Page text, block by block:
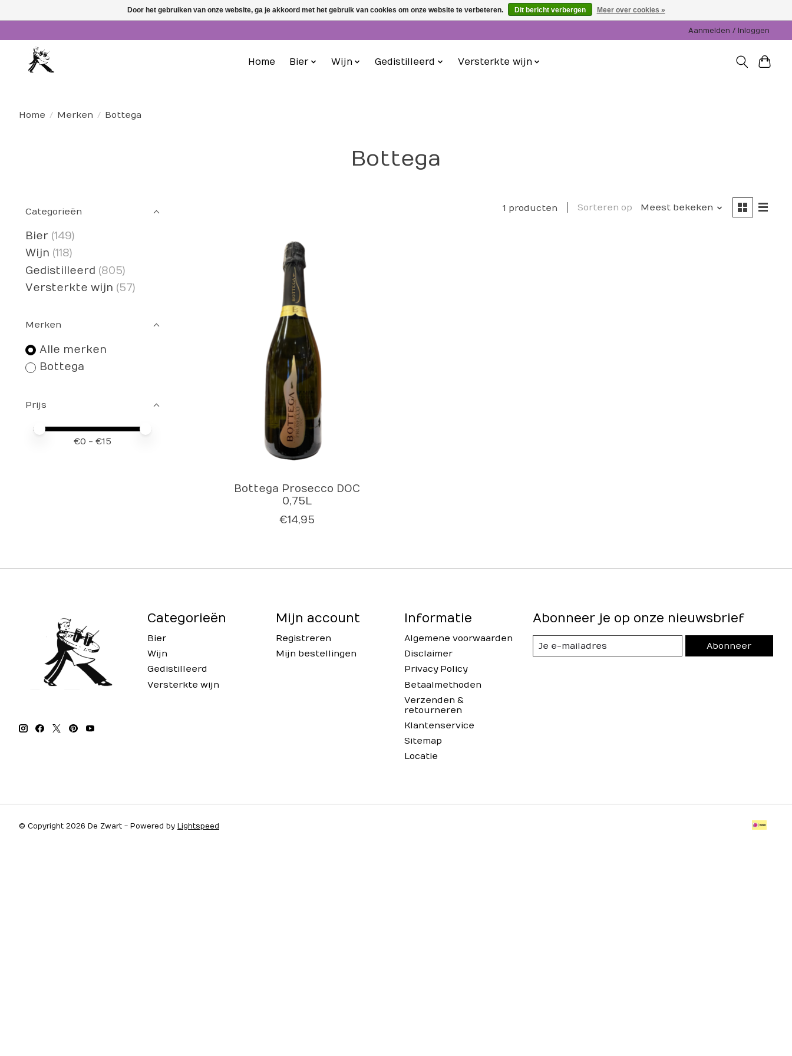
Aanmelden / Inloggen
Home Bier Wijn Gedistilleerd Versterkte wijn
Home / Merken / Bottega
Bottega
Categorieën
Bier (149)
Wijn (118)
Gedistilleerd (805)
Versterkte wijn (57)
Merken
Alle merken
Bottega
Prijs
Minimale prijswaarde
Price maximum value
€0 - €15
1 producten Sorteren op Meest bekeken
Bottega Prosecco DOC
0,75L
€14,95
Categorieën
Bier
Wijn
Gedistilleerd
Versterkte wijn
Mijn account
Registreren
Mijn bestellingen
Informatie
Algemene voorwaarden
Disclaimer
Privacy Policy
Betaalmethoden
Verzenden &
retourneren
Klantenservice
Sitemap
Locatie
Abonneer je op onze nieuwsbrief
Abonneer
© Copyright 2026 De Zwart - Powered by Lightspeed
Door het gebruiken van onze website, ga je akkoord met het gebruik van cookies om onze website te verbeteren. Dit bericht verbergen Meer over cookies »